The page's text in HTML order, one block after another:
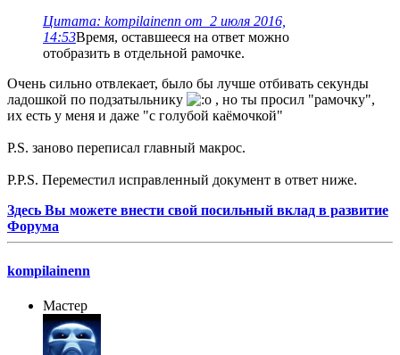
Цитата: kompilainenn от 2 июля 2016,
14:53Время, оставшееся на ответ можно
отобразить в отдельной рамочке.
Очень сильно отвлекает, было бы лучше отбивать секунды
ладошкой по подзатыльнику
, но ты просил "рамочку",
их есть у меня и даже "с голубой каёмочкой"
P.S. заново переписал главный макрос.
P.P.S. Переместил исправленный документ в ответ ниже.
Здесь Вы можете внести свой посильный вклад в развитие
Форума
kompilainenn
Мастер